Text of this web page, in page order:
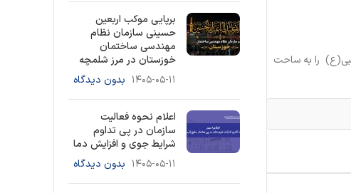
را به ساحت
برپایی موکب اربعین
حسینی سازمان نظام
مهندسی ساختمان
خوزستان در مرز شلمچه
۱۴۰۵-۰۵-۱۱ بدون دیدگاه
اعلام نحوه فعالیت
سازمان در پی تداوم
شرایط جوی و افزایش دما
۱۴۰۵-۰۵-۱۱ بدون دیدگاه